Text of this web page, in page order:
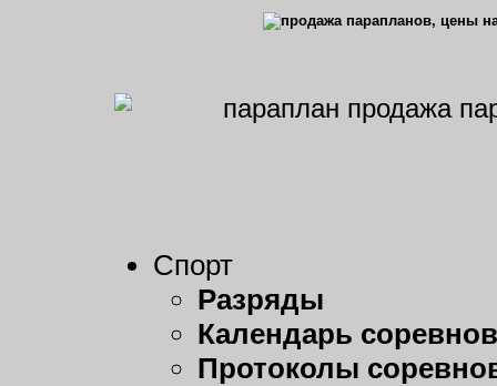
Спорт
Разряды
Календарь
Протоколы